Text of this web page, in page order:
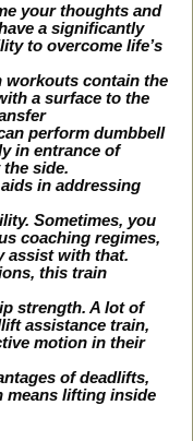
your thoughts and
a significantly
to overcome life’s
workouts contain the
a surface to the
perform dumbbell
in entrance of
side.
in addressing
Sometimes, you
coaching regimes,
assist with that.
this train
strength. A lot of
assistance train,
motion in their
of deadlifts,
means lifting inside